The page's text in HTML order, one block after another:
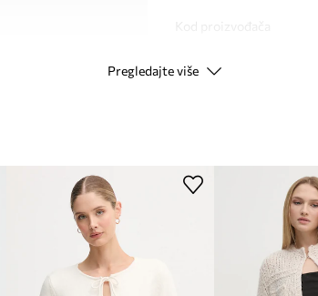
Boja
ID Proizvoda
Pregledajte više